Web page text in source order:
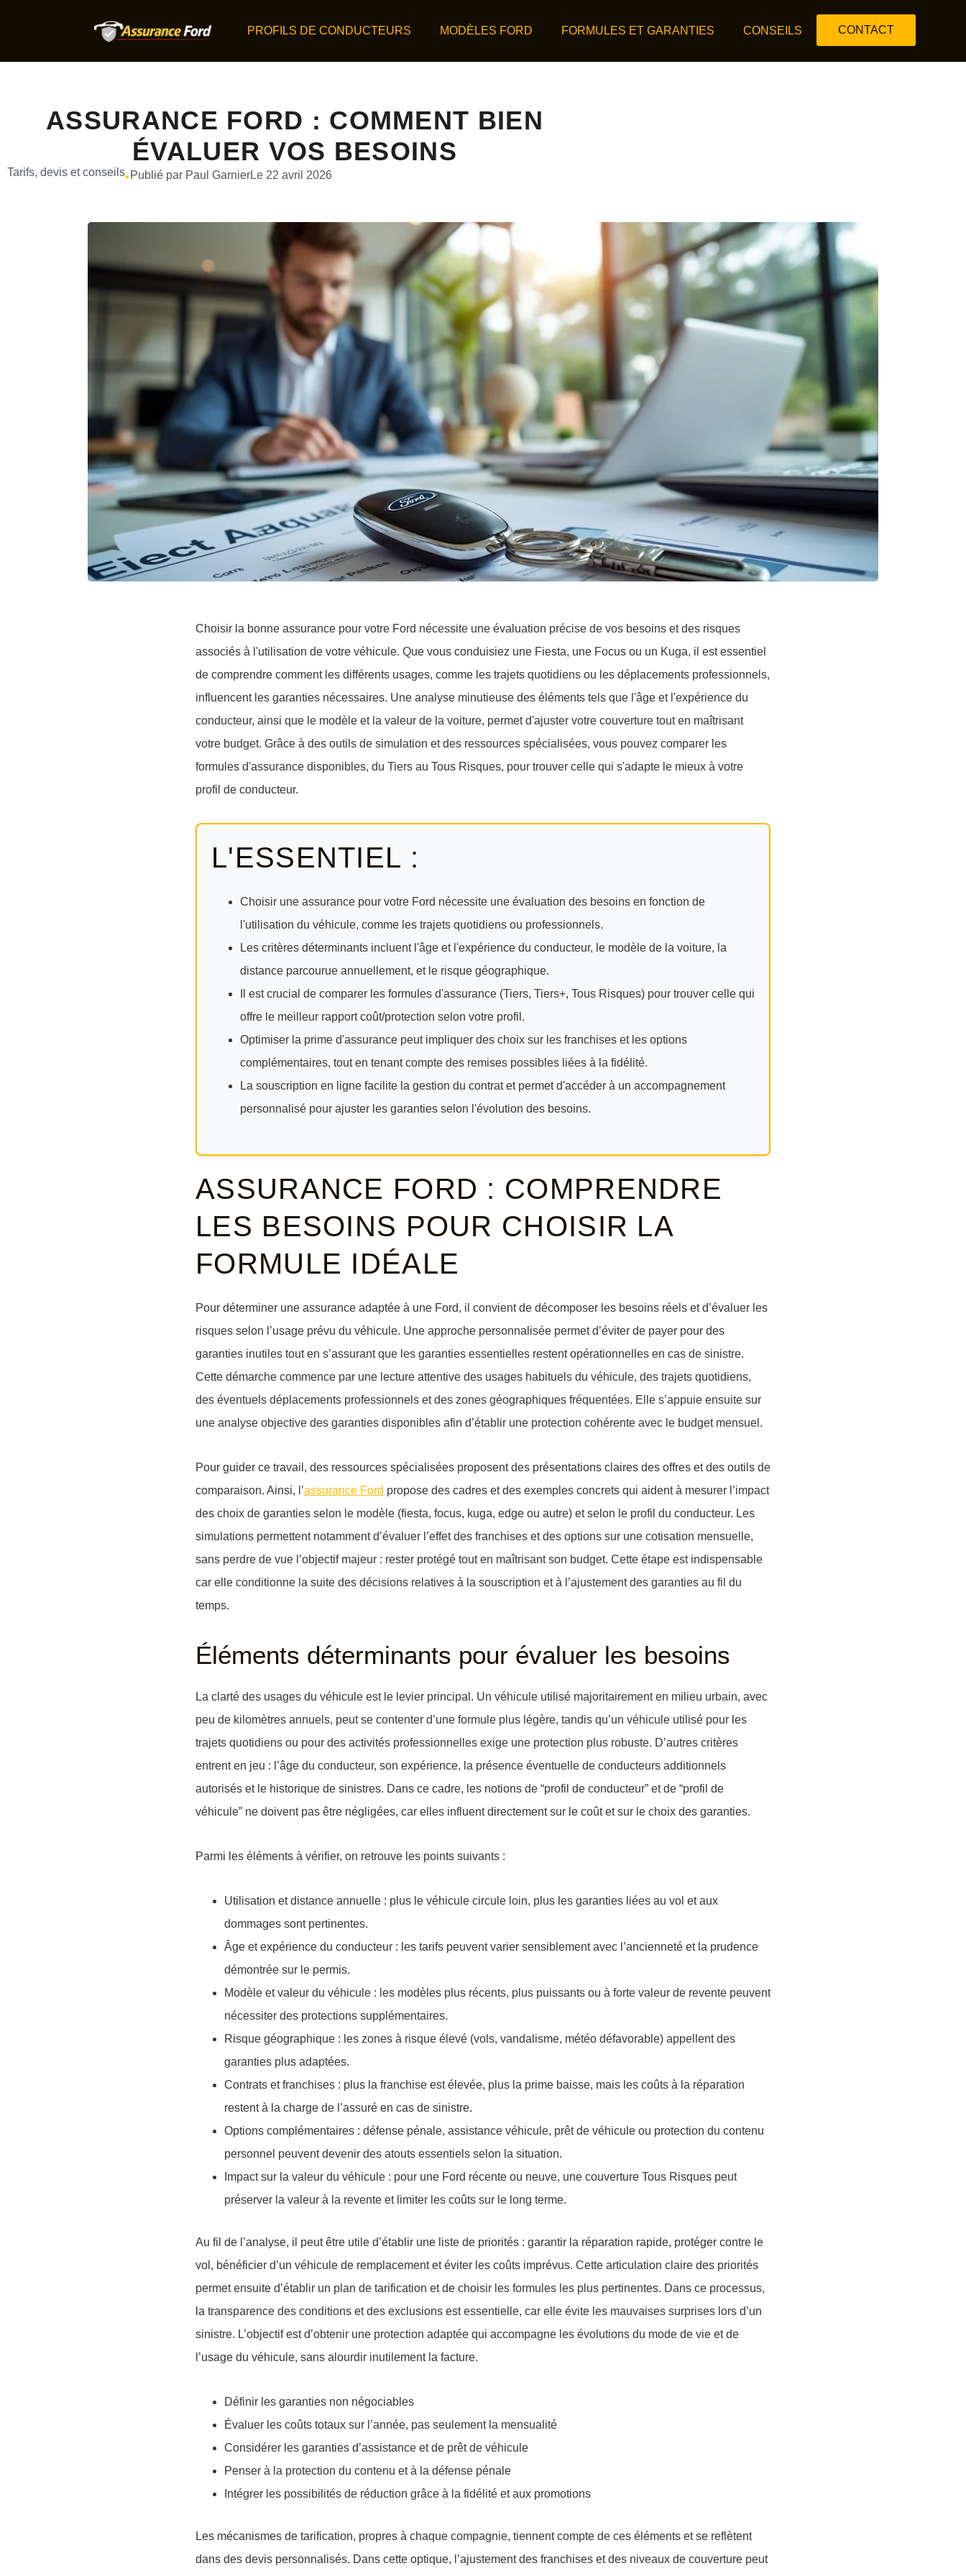
PROFILS DE CONDUCTEURS MODÈLES FORD FORMULES ET GARANTIES CONSEILS CONTACT
ASSURANCE FORD : COMMENT BIEN
ÉVALUER VOS BESOINS
Tarifs, devis et conseils• Publié par Paul GarnierLe 22 avril 2026
Choisir la bonne assurance pour votre Ford nécessite une évaluation précise de vos besoins et des risques
associés à l'utilisation de votre véhicule. Que vous conduisiez une Fiesta, une Focus ou un Kuga, il est essentiel
de comprendre comment les différents usages, comme les trajets quotidiens ou les déplacements professionnels,
influencent les garanties nécessaires. Une analyse minutieuse des éléments tels que l'âge et l'expérience du
conducteur, ainsi que le modèle et la valeur de la voiture, permet d'ajuster votre couverture tout en maîtrisant
votre budget. Grâce à des outils de simulation et des ressources spécialisées, vous pouvez comparer les
formules d'assurance disponibles, du Tiers au Tous Risques, pour trouver celle qui s'adapte le mieux à votre
profil de conducteur.
L'ESSENTIEL :
Choisir une assurance pour votre Ford nécessite une évaluation des besoins en fonction de
l'utilisation du véhicule, comme les trajets quotidiens ou professionnels.
Les critères déterminants incluent l'âge et l'expérience du conducteur, le modèle de la voiture, la
distance parcourue annuellement, et le risque géographique.
Il est crucial de comparer les formules d'assurance (Tiers, Tiers+, Tous Risques) pour trouver celle qui
offre le meilleur rapport coût/protection selon votre profil.
Optimiser la prime d'assurance peut impliquer des choix sur les franchises et les options
complémentaires, tout en tenant compte des remises possibles liées à la fidélité.
La souscription en ligne facilite la gestion du contrat et permet d'accéder à un accompagnement
personnalisé pour ajuster les garanties selon l'évolution des besoins.
ASSURANCE FORD : COMPRENDRE
LES BESOINS POUR CHOISIR LA
FORMULE IDÉALE
Pour déterminer une assurance adaptée à une Ford, il convient de décomposer les besoins réels et d’évaluer les
risques selon l’usage prévu du véhicule. Une approche personnalisée permet d’éviter de payer pour des
garanties inutiles tout en s’assurant que les garanties essentielles restent opérationnelles en cas de sinistre.
Cette démarche commence par une lecture attentive des usages habituels du véhicule, des trajets quotidiens,
des éventuels déplacements professionnels et des zones géographiques fréquentées. Elle s’appuie ensuite sur
une analyse objective des garanties disponibles afin d’établir une protection cohérente avec le budget mensuel.
Pour guider ce travail, des ressources spécialisées proposent des présentations claires des offres et des outils de
comparaison. Ainsi, l’assurance Ford propose des cadres et des exemples concrets qui aident à mesurer l’impact
des choix de garanties selon le modèle (fiesta, focus, kuga, edge ou autre) et selon le profil du conducteur. Les
simulations permettent notamment d’évaluer l’effet des franchises et des options sur une cotisation mensuelle,
sans perdre de vue l’objectif majeur : rester protégé tout en maîtrisant son budget. Cette étape est indispensable
car elle conditionne la suite des décisions relatives à la souscription et à l’ajustement des garanties au fil du
temps.
Éléments déterminants pour évaluer les besoins
La clarté des usages du véhicule est le levier principal. Un véhicule utilisé majoritairement en milieu urbain, avec
peu de kilomètres annuels, peut se contenter d’une formule plus légère, tandis qu’un véhicule utilisé pour les
trajets quotidiens ou pour des activités professionnelles exige une protection plus robuste. D’autres critères
entrent en jeu : l’âge du conducteur, son expérience, la présence éventuelle de conducteurs additionnels
autorisés et le historique de sinistres. Dans ce cadre, les notions de “profil de conducteur” et de “profil de
véhicule” ne doivent pas être négligées, car elles influent directement sur le coût et sur le choix des garanties.
Parmi les éléments à vérifier, on retrouve les points suivants :
Utilisation et distance annuelle : plus le véhicule circule loin, plus les garanties liées au vol et aux
dommages sont pertinentes.
Âge et expérience du conducteur : les tarifs peuvent varier sensiblement avec l’ancienneté et la prudence
démontrée sur le permis.
Modèle et valeur du véhicule : les modèles plus récents, plus puissants ou à forte valeur de revente peuvent
nécessiter des protections supplémentaires.
Risque géographique : les zones à risque élevé (vols, vandalisme, météo défavorable) appellent des
garanties plus adaptées.
Contrats et franchises : plus la franchise est élevée, plus la prime baisse, mais les coûts à la réparation
restent à la charge de l’assuré en cas de sinistre.
Options complémentaires : défense pénale, assistance véhicule, prêt de véhicule ou protection du contenu
personnel peuvent devenir des atouts essentiels selon la situation.
Impact sur la valeur du véhicule : pour une Ford récente ou neuve, une couverture Tous Risques peut
préserver la valeur à la revente et limiter les coûts sur le long terme.
Au fil de l’analyse, il peut être utile d’établir une liste de priorités : garantir la réparation rapide, protéger contre le
vol, bénéficier d’un véhicule de remplacement et éviter les coûts imprévus. Cette articulation claire des priorités
permet ensuite d’établir un plan de tarification et de choisir les formules les plus pertinentes. Dans ce processus,
la transparence des conditions et des exclusions est essentielle, car elle évite les mauvaises surprises lors d’un
sinistre. L’objectif est d’obtenir une protection adaptée qui accompagne les évolutions du mode de vie et de
l’usage du véhicule, sans alourdir inutilement la facture.
Définir les garanties non négociables
Évaluer les coûts totaux sur l’année, pas seulement la mensualité
Considérer les garanties d’assistance et de prêt de véhicule
Penser à la protection du contenu et à la défense pénale
Intégrer les possibilités de réduction grâce à la fidélité et aux promotions
Les mécanismes de tarification, propres à chaque compagnie, tiennent compte de ces éléments et se reflètent
dans des devis personnalisés. Dans cette optique, l’ajustement des franchises et des niveaux de couverture peut